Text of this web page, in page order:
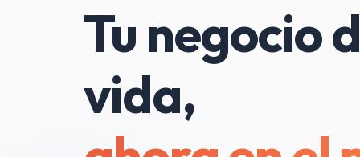
Tu negocio
vida,